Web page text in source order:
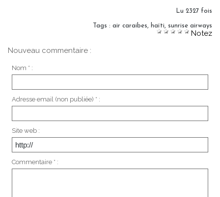
Lu 2327 fois
Tags : air caraibes, haïti, sunrise airways
Notez
Nouveau commentaire :
Nom * :
Adresse email (non publiée) * :
Site web :
Commentaire * :